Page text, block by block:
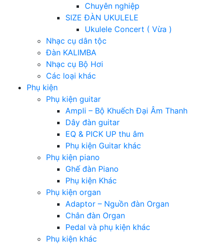
Chuyên nghiệp
SIZE ĐÀN UKULELE
Ukulele Concert ( Vừa )
Nhạc cụ dân tộc
Đàn KALIMBA
Nhạc cụ Bộ Hơi
Các loại khác
Phụ kiện
Phụ kiện guitar
Ampli – Bộ Khuếch Đại Âm Thanh
Dây đàn guitar
EQ & PICK UP thu âm
Phụ kiện Guitar khác
Phụ kiện piano
Ghế đàn Piano
Phụ kiện Khác
Phụ kiện organ
Adaptor – Nguồn đàn Organ
Chân đàn Organ
Pedal và phụ kiện khác
Phụ kiện khác